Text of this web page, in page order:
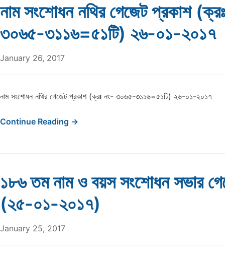
নাম সংশোধন নথির গেজেট প্রকাশ
৩০৬৫-৩১১৬=৫১টি) ২৬-০১-২০১৭
January 26, 2017
নাম সংশোধন নথির গেজেট প্রকাশ (ক্রঃ নং- ৩০৬৫-৩১১৬=৫১টি) ২৬-০১-২০১৭
Continue Reading →
১৮৬ তম নাম ও বয়স সংশোধন সভার
(২৫-০১-২০১৭)
January 25, 2017